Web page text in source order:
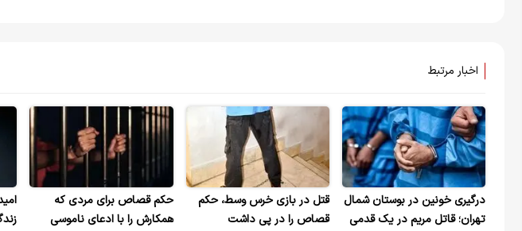
اخبار مرتبط
درگیری خونین در بوستان شمال
تهران؛ قاتل مریم در یک قدمی
قتل در بازی خرس وسط، حکم
قصاص را در پی داشت
حکم قصاص برای مردی که
همکارش را با ادعای ناموسی